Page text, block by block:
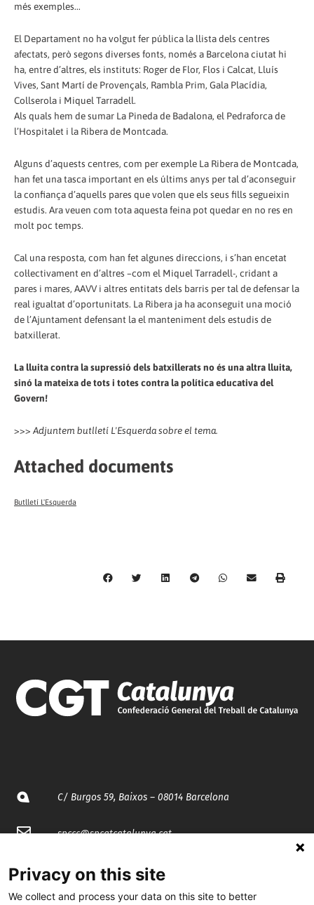
més exemples...
El Departament no ha volgut fer pública la llista dels centres
afectats, però segons diverses fonts, només a Barcelona ciutat hi
ha, entre d’altres, els instituts: Roger de Flor, Flos i Calcat, Lluís
Vives, Sant Martí de Provençals, Rambla Prim, Gala Placídia,
Collserola i Miquel Tarradell.
Als quals hem de sumar La Pineda de Badalona, el Pedraforca de
l’Hospitalet i la Ribera de Montcada.
Alguns d’aquests centres, com per exemple La Ribera de Montcada,
han fet una tasca important en els últims anys per tal d’aconseguir
la confiança d’aquells pares que volen que els seus fills segueixin
estudis. Ara veuen com tota aquesta feina pot quedar en no res en
molt poc temps.
Cal una resposta, com han fet algunes direccions, i s’han encetat
col·lectivament en d’altres –com el Miquel Tarradell-, cridant a
pares i mares, AAVV i altres entitats dels barris per tal de defensar la
real igualtat d’oportunitats. La Ribera ja ha aconseguit una moció
de l’Ajuntament defensant la el manteniment dels estudis de
batxillerat.
La lluita contra la supressió dels batxillerats no és una altra lluita,
sinó la mateixa de tots i totes contra la política educativa del
Govern!
>>> Adjuntem butlletí L'Esquerda sobre el tema.
Attached documents
Butlletí L'Esquerda
C/ Burgos 59, Baixos – 08014 Barcelona
spccc@spcgtcatalunya.cat
Privacy on this site
We collect and process your data on this site to better